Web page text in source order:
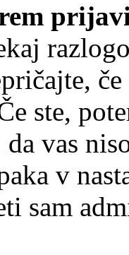
ste,
da vas
v
sam